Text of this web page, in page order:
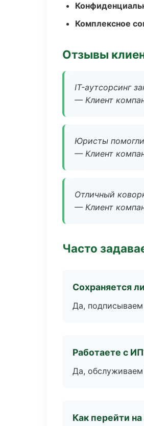
Комплексное
Отзывы
IT-аутсорсинг
— Клиент
Юристы
— Клиент
Отличный
— Клиент
Часто
Сохраняется
Да, подписываем
Работаете с
Да,
Как перейти на